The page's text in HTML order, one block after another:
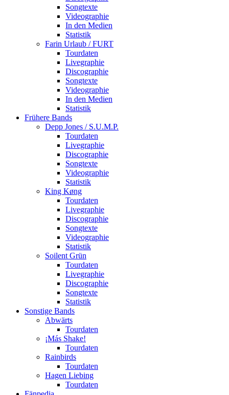
Songtexte
Videographie
In den Medien
Statistik
Farin Urlaub / FURT
Tourdaten
Livegraphie
Discographie
Songtexte
Videographie
In den Medien
Statistik
Frühere Bands
Depp Jones / S.U.M.P.
Tourdaten
Livegraphie
Discographie
Songtexte
Videographie
Statistik
King Køng
Tourdaten
Livegraphie
Discographie
Songtexte
Videographie
Statistik
Soilent Grün
Tourdaten
Livegraphie
Discographie
Songtexte
Statistik
Sonstige Bands
Abwärts
Tourdaten
¡Más Shake!
Tourdaten
Rainbirds
Tourdaten
Hagen Liebing
Tourdaten